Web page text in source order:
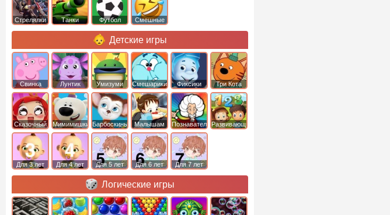
Стрелялки Танки Футбол Смешные
Детские игры
Свинка
Пеппа
Лунтик Умизуми Смешарики Фиксики Три Кота
Сказочный
патруль
Мимимишки Барбоскины Малышам ПознавательныеРазвивающие
Для 3 лет Для 4 лет Для 5 лет Для 6 лет Для 7 лет
Логические игры